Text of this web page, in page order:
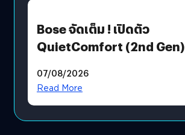
Bose จัดเต็ม ! เปิดตัว
QuietComfort (2nd Gen)
07/08/2026
Read More